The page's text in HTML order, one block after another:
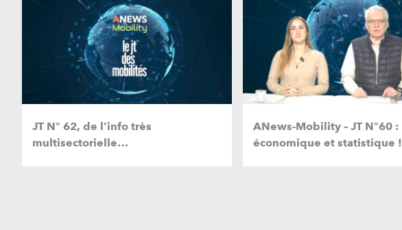
JT N° 62, de l’info très
multisectorielle…
ANews-Mobility – JT N°60 :
économique et statistique !